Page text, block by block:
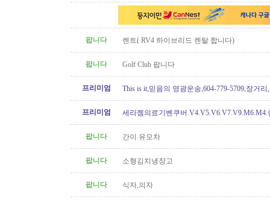
팝니다 렌트( RV4 하이브리드 렌탈 합니다)
팝니다 Golf Club 팝니다
프리미엄 This is it,믿음의 영광운송,604-779-5709,장거리
프리미엄
세라젬의료기벤쿠버.V4.V5.V6.V7.V9.M6.M4.
팝니다
간이 유모차
팝니다 소형김치냉장고
팝니다 식자,의자